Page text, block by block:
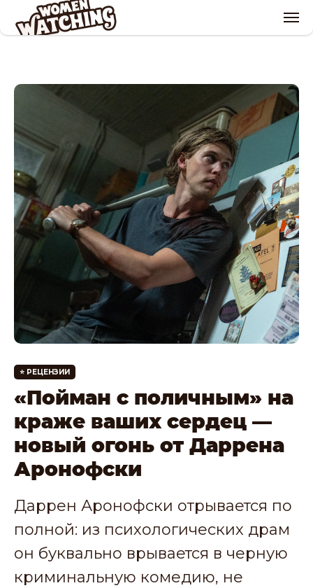
⭐️ РЕЦЕНЗИИ
«Пойман с поличным» на
краже ваших сердец —
новый огонь от Даррена
Аронофски
Даррен Аронофски отрывается по
полной: из психологических драм
он буквально врывается в черную
криминальную комедию, не